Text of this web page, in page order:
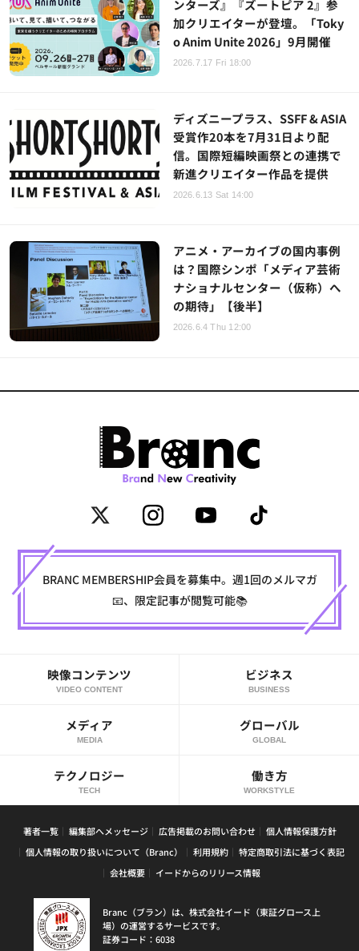
ンターズ』『ズートピア 2』参
加クリエイターが登壇。「Toky
o Anim Unite 2026」9月開催
2026.7.17 Fri 18:00
ディズニープラス、SSFF & ASIA
受賞作20本を7月31日より配
信。国際短編映画祭との連携で
新進クリエイター作品を提供
2026.6.13 Sat 14:00
アニメ・アーカイブの国内事例
は？国際シンポ「メディア芸術
ナショナルセンター（仮称）へ
の期待」【後半】
2026.6.4 Thu 12:00
BRANC MEMBERSHIP会員を募集中。週1回のメルマガ
📧、限定記事が閲覧可能📚
映像コンテンツ
VIDEO CONTENT
ビジネス
BUSINESS
メディア
MEDIA
グローバル
GLOBAL
テクノロジー
TECH
働き方
WORKSTYLE
著者一覧 編集部へメッセージ 広告掲載のお問い合わせ
個人情報保護方針
個人情報の取り扱いについて（Branc）
利用規約
特定商取引法に基づく表記
会社概要
イードからのリリース情報
Branc（ブラン）は、株式会社イード（東証グロース上
場）の運営するサービスです。
証券コード：6038